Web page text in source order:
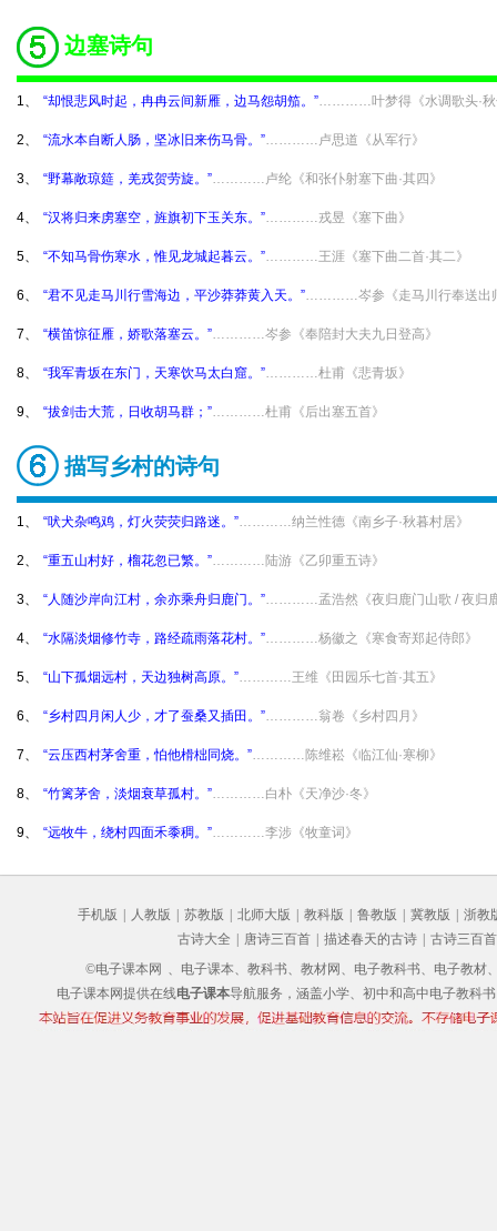
边塞诗句
1、 “却恨悲风时起，冉冉云间新雁，边马怨胡笳。”…………叶梦得《水调歌头·秋
2、 “流水本自断人肠，坚冰旧来伤马骨。”…………卢思道《从军行》
3、 “野幕敞琼筵，羌戎贺劳旋。”…………卢纶《和张仆射塞下曲·其四》
4、 “汉将归来虏塞空，旌旗初下玉关东。”…………戎昱《塞下曲》
5、 “不知马骨伤寒水，惟见龙城起暮云。”…………王涯《塞下曲二首·其二》
6、 “君不见走马川行雪海边，平沙莽莽黄入天。”…………岑参《走马川行奉送出
7、 “横笛惊征雁，娇歌落塞云。”…………岑参《奉陪封大夫九日登高》
8、 “我军青坂在东门，天寒饮马太白窟。”…………杜甫《悲青坂》
9、 “拔剑击大荒，日收胡马群；”…………杜甫《后出塞五首》
描写乡村的诗句
1、 “吠犬杂鸣鸡，灯火荧荧归路迷。”…………纳兰性德《南乡子·秋暮村居》
2、 “重五山村好，榴花忽已繁。”…………陆游《乙卯重五诗》
3、 “人随沙岸向江村，余亦乘舟归鹿门。”…………孟浩然《夜归鹿门山歌 / 夜归
4、 “水隔淡烟修竹寺，路经疏雨落花村。”…………杨徽之《寒食寄郑起侍郎》
5、 “山下孤烟远村，天边独树高原。”…………王维《田园乐七首·其五》
6、 “乡村四月闲人少，才了蚕桑又插田。”…………翁卷《乡村四月》
7、 “云压西村茅舍重，怕他榾柮同烧。”…………陈维崧《临江仙·寒柳》
8、 “竹篱茅舍，淡烟衰草孤村。”…………白朴《天净沙·冬》
9、 “远牧牛，绕村四面禾黍稠。”…………李涉《牧童词》
手机版 人教版 苏教版 北师大版 教科版 鲁教版 冀教版
浙教
古诗大全
唐诗三百首 描述春天的古诗
古诗三百首
©电子课本网 、电子课本、教科书、教材网、电子教科书、电子教材
电子课本网提供在线电子课本导航服务，涵盖小学、初中和高中电子教科